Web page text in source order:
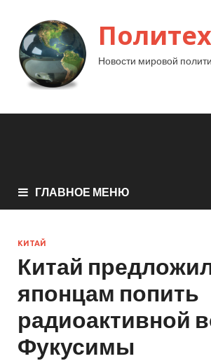
Новости мировой
ГЛАВНОЕ МЕНЮ
КИТАЙ
Китай
японцам попить
радиоактивной
Фукусимы